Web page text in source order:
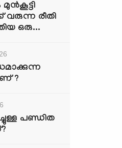
വരുന്ന രീതി
ഒരു...
?
പണ്ഡിത